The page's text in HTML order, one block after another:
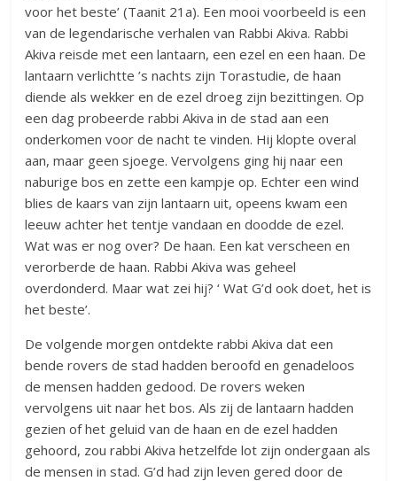
voor het beste’ (Taanit 21a). Een mooi voorbeeld is een
van de legendarische verhalen van Rabbi Akiva. Rabbi
Akiva reisde met een lantaarn, een ezel en een haan. De
lantaarn verlichtte ’s nachts zijn Torastudie, de haan
diende als wekker en de ezel droeg zijn bezittingen. Op
een dag probeerde rabbi Akiva in de stad aan een
onderkomen voor de nacht te vinden. Hij klopte overal
aan, maar geen sjoege. Vervolgens ging hij naar een
naburige bos en zette een kampje op. Echter een wind
blies de kaars van zijn lantaarn uit, opeens kwam een
leeuw achter het tentje vandaan en doodde de ezel.
Wat was er nog over? De haan. Een kat verscheen en
verorberde de haan. Rabbi Akiva was geheel
overdonderd. Maar wat zei hij? ‘ Wat G’d ook doet, het is
het beste’.
De volgende morgen ontdekte rabbi Akiva dat een
bende rovers de stad hadden beroofd en genadeloos
de mensen hadden gedood. De rovers weken
vervolgens uit naar het bos. Als zij de lantaarn hadden
gezien of het geluid van de haan en de ezel hadden
gehoord, zou rabbi Akiva hetzelfde lot zijn ondergaan als
de mensen in stad. G’d had zijn leven gered door de